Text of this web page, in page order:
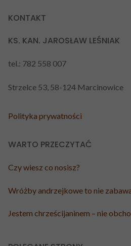
KONTAKT
KS. KAN. JAROSŁAW LEŚNIAK
tel.: 782 558 007
Strzelce 53, 58-124 Marcinowice
Polityka prywatności
WARTO PRZECZYTAĆ
Czy wiesz co nosisz?
Wróżby andrzejkowe to nie
Jestem chrześcijaninem – nie